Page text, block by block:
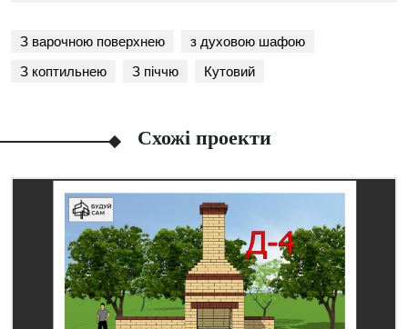
Facebook
ViberTelegramWhatsApp
Pinterest
З варочною поверхнею
з духовою шафою
З коптильнею
З піччю Кутовий
Схожі проекти